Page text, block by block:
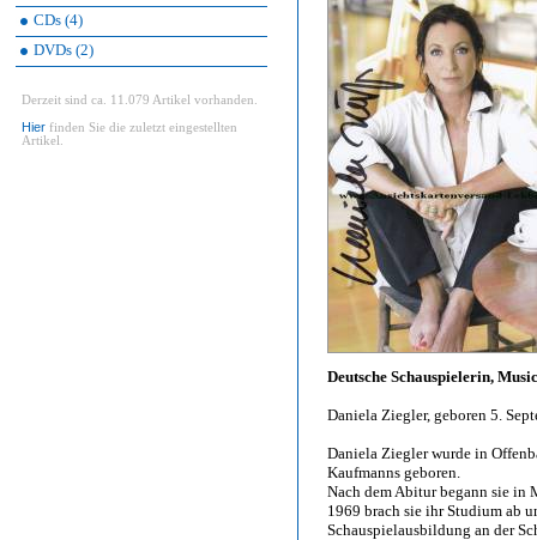
CDs (4)
DVDs (2)
Derzeit sind ca. 11.079 Artikel vorhanden.
Hier finden Sie die zuletzt eingestellten
Artikel.
Deutsche Schauspielerin,
Daniela Ziegler, geboren 5.
Daniela Ziegler wurde in
Kaufmanns geboren.
Nach dem Abitur begann sie in
1969 brach sie ihr Studium ab
Schauspielausbildung an der